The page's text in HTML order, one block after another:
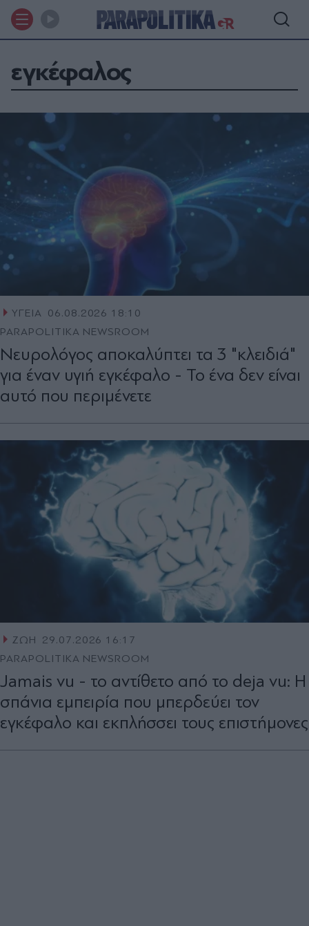
εγκέφαλος
ΥΓΕΙΑ 06.08.2026 18:10
PARAPOLITIKA NEWSROOM
Νευρολόγος αποκαλύπτει τα 3 "κλειδιά"
για έναν υγιή εγκέφαλο - Το ένα δεν είναι
αυτό που περιμένετε
ΖΩΗ
29.07.2026 16:17
PARAPOLITIKA NEWSROOM
Jamais vu - το αντίθετο από το deja vu: Η
σπάνια εμπειρία που μπερδεύει τον
εγκέφαλο και εκπλήσσει τους επιστήμονες